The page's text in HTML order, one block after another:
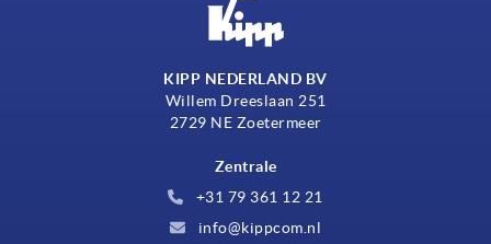
KIPP NEDERLAND BV
Willem Dreeslaan 251
2729 NE Zoetermeer
Zentrale
+31 79 361 12 21
info@kippcom.nl